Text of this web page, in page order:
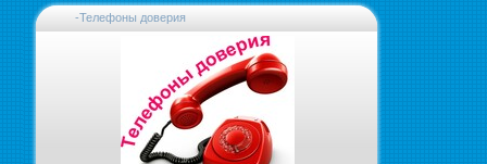
-Телефоны доверия